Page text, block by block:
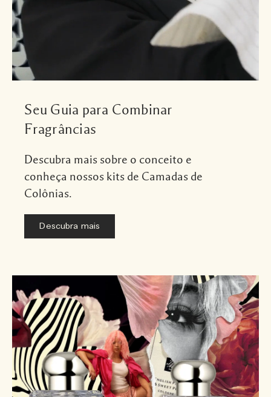
Seu Guia para Combinar
Fragrâncias
Descubra mais sobre o conceito e
conheça nossos kits de Camadas de
Colônias.
Descubra mais